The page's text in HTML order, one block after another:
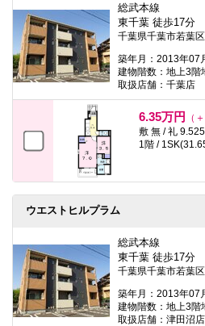
総武本線
東千葉 徒歩17分
千葉県千葉市若葉
築年月：2013年07
建物階数：地上3階
取扱店舗：千葉店
6.35万円
（
敷 無 / 礼
1階 /
ウエストヒルプラム
総武本線
東千葉 徒歩17分
千葉県千葉市若葉
築年月：2013年07
建物階数：地上3階
取扱店舗：津田沼店